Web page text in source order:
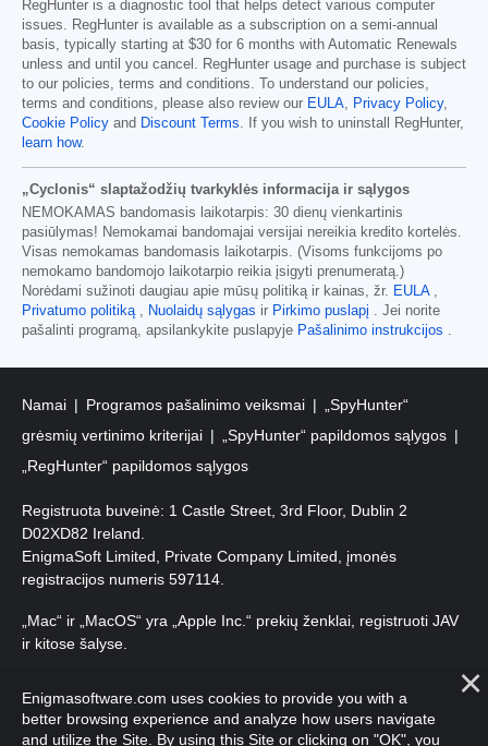
RegHunter is a diagnostic tool that helps detect various computer
issues. RegHunter is available as a subscription on a semi-annual
basis, typically starting at $30 for 6 months with Automatic Renewals
unless and until you cancel. RegHunter usage and purchase is subject
to our policies, terms and conditions. To understand our policies,
terms and conditions, please also review our EULA, Privacy Policy,
Cookie Policy and Discount Terms. If you wish to uninstall RegHunter,
learn how.
„Cyclonis“ slaptažodžių tvarkyklės informacija ir sąlygos
NEMOKAMAS bandomasis laikotarpis: 30 dienų vienkartinis
pasiūlymas! Nemokamai bandomajai versijai nereikia kredito kortelės.
Visas nemokamas bandomasis laikotarpis. (Visoms funkcijoms po
nemokamo bandomojo laikotarpio reikia įsigyti prenumeratą.)
Norėdami sužinoti daugiau apie mūsų politiką ir kainas, žr. EULA,
Privatumo politiką, Nuolaidų sąlygas ir Pirkimo puslapį . Jei norite
pašalinti programą, apsilankykite puslapyje Pašalinimo instrukcijos .
Namai Programos pašalinimo veiksmai
„SpyHunter“
grėsmių vertinimo kriterijai
„SpyHunter“ papildomos sąlygos
„RegHunter“ papildomos sąlygos
Registruota buveinė: 1 Castle Street, 3rd Floor, Dublin 2
D02XD82 Ireland.
EnigmaSoft Limited, Private Company Limited, įmonės
registracijos numeris 597114.
„Mac“ ir „MacOS“ yra „Apple Inc.“ prekių ženklai, registruoti JAV
ir kitose šalyse.
saugomos.
Enigmasoftware.com uses cookies to provide you with a
better browsing experience and analyze how users navigate
and utilize the Site. By using this Site or clicking on "OK", you